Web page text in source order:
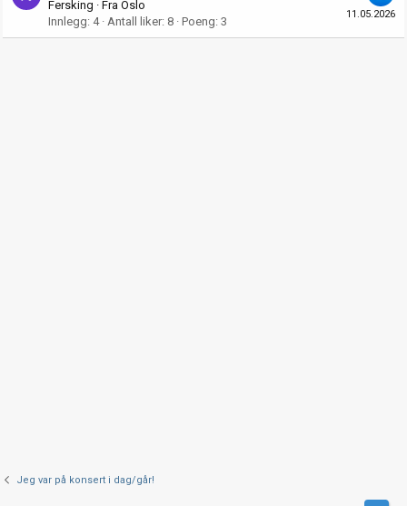
11.05.2026
Fersking · Fra Oslo
Innlegg 4 Antall liker 8 Poeng 3
Jeg var på konsert i dag/går!